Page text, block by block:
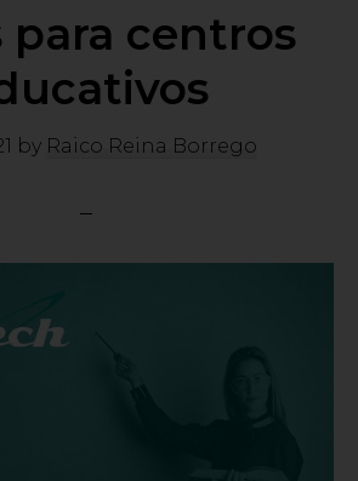
para centros
by Raico Reina Borrego